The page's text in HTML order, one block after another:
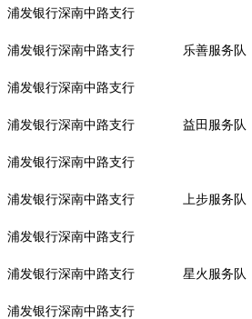
浦发银行深南中路支行
浦发银行深南中路支行 乐善服务队
浦发银行深南中路支行
浦发银行深南中路支行 益田服务队
浦发银行深南中路支行
浦发银行深南中路支行 上步服务队
浦发银行深南中路支行
浦发银行深南中路支行 星火服务队
浦发银行深南中路支行